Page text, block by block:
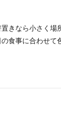
きなら小さく
食事に合わせて